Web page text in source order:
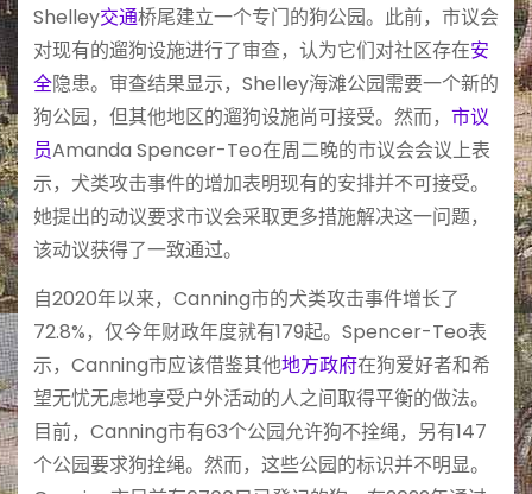
Shelley交通桥尾建立一个专门的狗公园。此前，市议会
对现有的遛狗设施进行了审查，认为它们对社区存在安
全隐患。审查结果显示，Shelley海滩公园需要一个新的
狗公园，但其他地区的遛狗设施尚可接受。然而， 市议
员Amanda Spencer-Teo在周二晚的市议会会议上表
示，犬类攻击事件的增加表明现有的安排并不可接受。
她提出的动议要求市议会采取更多措施解决这一问题，
该动议获得了一致通过。
自2020年以来，Canning市的犬类攻击事件增长了
72.8%，仅今年财政年度就有179起。Spencer-Teo表
示，Canning市应该借鉴其他地方政府在狗爱好者和希
望无忧无虑地享受户外活动的人之间取得平衡的做法。
目前，Canning市有63个公园允许狗不拴绳，另有147
个公园要求狗拴绳。然而，这些公园的标识并不明显。